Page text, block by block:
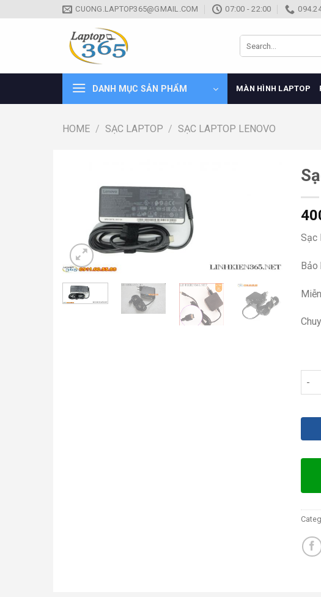
to
CUONG.LAPTOP365@GMAIL.COM 07:00 - 22:00
DANH MỤC SẢN PHẨM MÀN HÌNH LAPTOP
HOME / SẠC LAPTOP / SẠC LAPTOP LENOVO
Sạc
Bảo